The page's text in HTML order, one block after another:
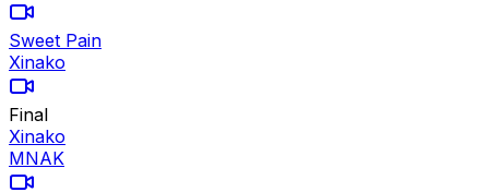
Sweet Pain
Xinako
Final
Xinako
MNAK